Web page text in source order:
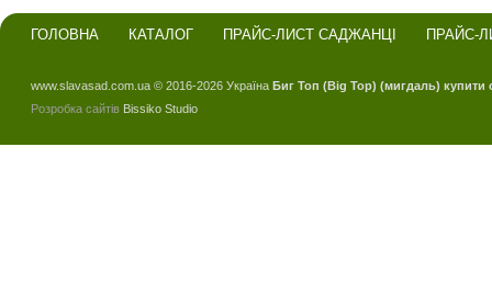
ГОЛОВНА КАТАЛОГ ПРАЙС-ЛИСТ САДЖАНЦІ ПРАЙС-
www.slavasad.com.ua © 2016-2026 Україна Биг Топ (Big Top) (мигдаль) купити
Розробка сайтів Bissiko Studio